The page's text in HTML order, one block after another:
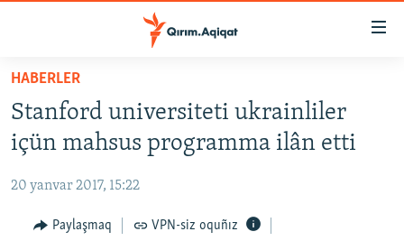
Esas
qaytmaq
Baş
navigatsiyağa
qaytmaq
qaytmaq
HABERLER
İQTİSADİYAT
CEMİYET
MEDENİYET
HABERLER
Stanford universiteti ukrainliler
içün mahsus programma ilân etti
20 yanvar 2017, 15:22
Paylaşmaq VPN-siz oquñız